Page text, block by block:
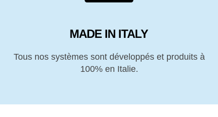
MADE IN ITALY
Tous nos systèmes sont développés et produits à
100% en Italie.